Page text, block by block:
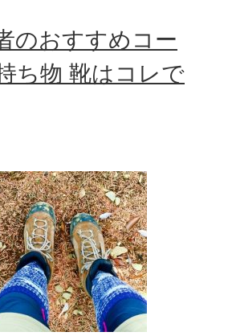
のおすすめコー
ち物 靴はコレで